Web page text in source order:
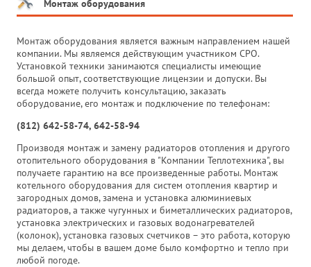
Монтаж оборудования
Монтаж оборудования является важным направлением нашей
компании. Мы являемся действующим участником СРО.
Установкой техники занимаются специалисты имеющие
большой опыт, соответствующие лицензии и допуски. Вы
всегда можете получить консультацию, заказать
оборудование, его монтаж и подключение по телефонам:
(812) 642-58-74, 642-58-94
Производя монтаж и замену радиаторов отопления и другого
отопительного оборудования в "Компании Теплотехника", вы
получаете гарантию на все произведенные работы. Монтаж
котельного оборудования для систем отопления квартир и
загородных домов, замена и установка алюминиевых
радиаторов, а также чугунных и биметаллических радиаторов,
установка электрических и газовых водонагревателей
(колонок), установка газовых счетчиков – это работа, которую
мы делаем, чтобы в вашем доме было комфортно и тепло при
любой погоде.